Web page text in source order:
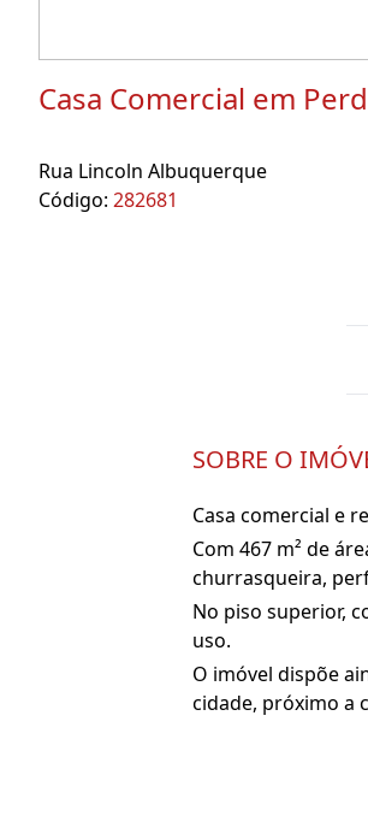
Casa Comercial em
Rua Lincoln Albuquerque
Código: 282681
SOBRE O
Casa comercial e
Com 467 m² de
churrasqueira,
No piso superior,
uso.
O imóvel dispõe
cidade, próximo a